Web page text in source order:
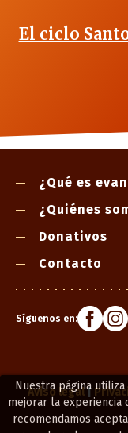
Nuestra página
mejorar la experiencia
recomendamos
El ciclo
¿Qué es
¿Quiénes
Donativos
Contacto
Síguenos en:
Aviso legal|